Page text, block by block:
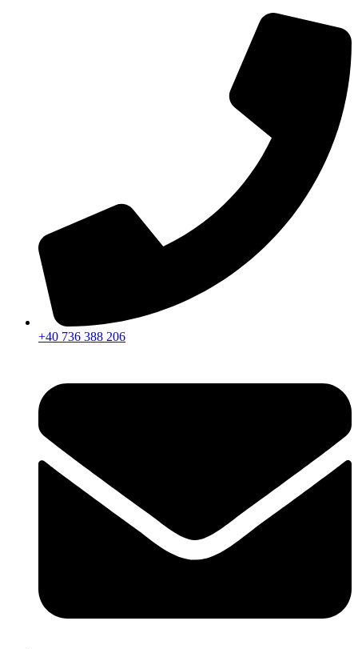
+40 736 388 206